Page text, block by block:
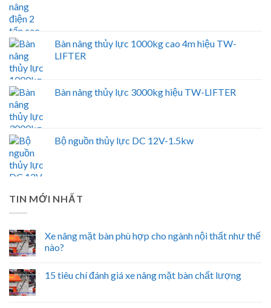
Bàn nâng thủy lực 1000kg cao 4m hiệu TW-
LIFTER
Bàn nâng thủy lực 3000kg hiệu TW-LIFTER
Bộ nguồn thủy lực DC 12V-1.5kw
TIN MỚI NHẤT
Xe nâng mặt bàn phù hợp cho ngành nội thất như thế
nào?
15 tiêu chí đánh giá xe nâng mặt bàn chất lượng